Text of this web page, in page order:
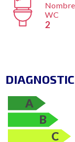
WC
2
A
B
C